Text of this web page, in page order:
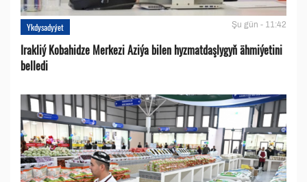
Ykdysadyýet Şu gün - 11:42
Irakliý Kobahidze Merkezi Aziýa bilen hyzmatdaşlygyň ähmiýetini
belledi